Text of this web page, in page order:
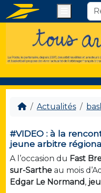
Actualités
#VIDEO : à la
jeune arbitre
A l’occasion du Fast
sur-Sarthe au mois
Edgar Le Normand,